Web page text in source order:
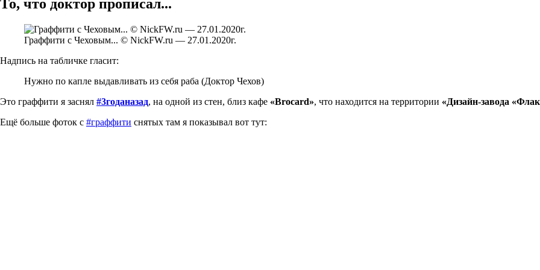
То, что доктор прописал...
Граффити с Чеховым... © NickFW.ru — 27.01.2020г.
Надпись на табличке гласит:
Нужно по капле выдавливать из себя раба (Доктор Чехов)
Это граффити я заснял #3годаназад, на одной из стен, близ кафе «Brocard», что находится на территории «Дизайн-завода
Ещё больше фоток с #граффити снятых там я показывал вот тут: